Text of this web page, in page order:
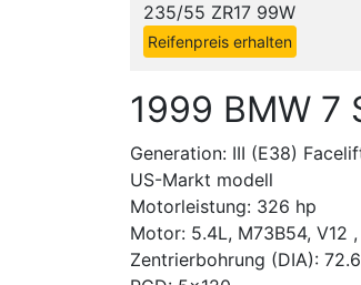
235/55 ZR17 99W
Reifenpreis erhalten
1999 BMW 7
Generation: III (E38)
US-Markt modell
Motorleistung: 326 hp
Motor: 5.4L, M73B54, V12
Zentrierbohrung (DIA):